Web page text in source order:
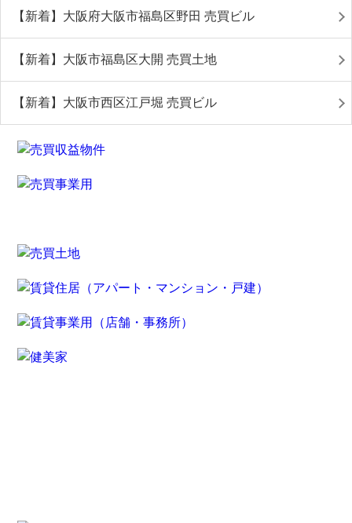
【新着】大阪府大阪市福島区野田 売買ビル
【新着】大阪市福島区大開 売買土地
【新着】大阪市西区江戸堀 売買ビル